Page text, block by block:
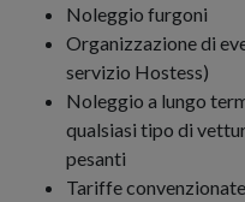
Noleggio furgoni
Organizzazione di
servizio Hostess)
Noleggio a lungo
qualsiasi tipo di
pesanti
Tariffe